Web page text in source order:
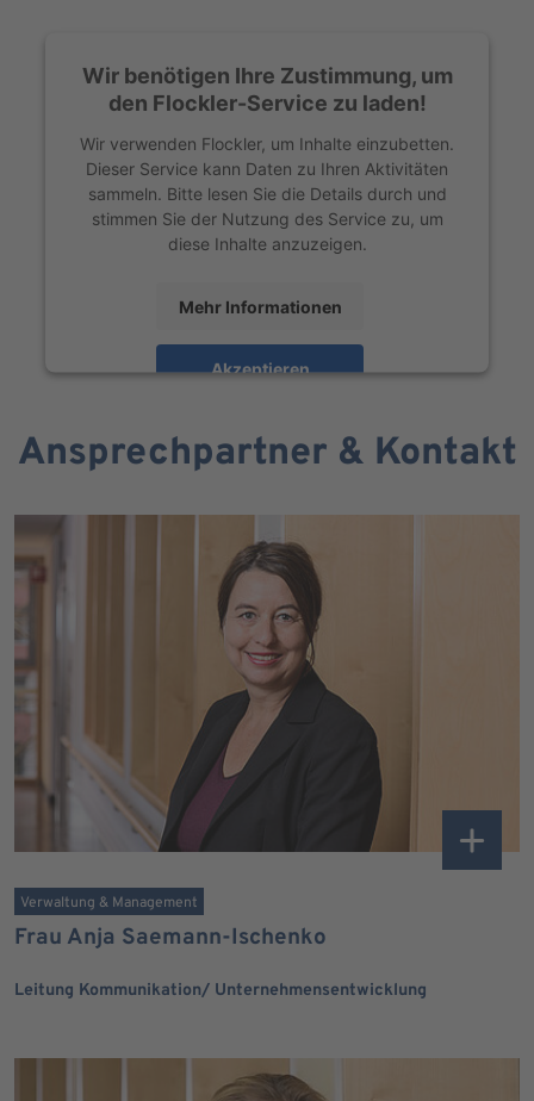
Wir benötigen Ihre Zustimmung, um
den Flockler-Service zu laden!
Wir verwenden Flockler, um Inhalte einzubetten.
Dieser Service kann Daten zu Ihren Aktivitäten
sammeln. Bitte lesen Sie die Details durch und
stimmen Sie der Nutzung des Service zu, um
diese Inhalte anzuzeigen.
Mehr Informationen
Akzeptieren
Platform
Ansprechpartner & Kontakt
Verwaltung & Management
Frau Anja Saemann-Ischenko
Leitung Kommunikation/ Unternehmensentwicklung